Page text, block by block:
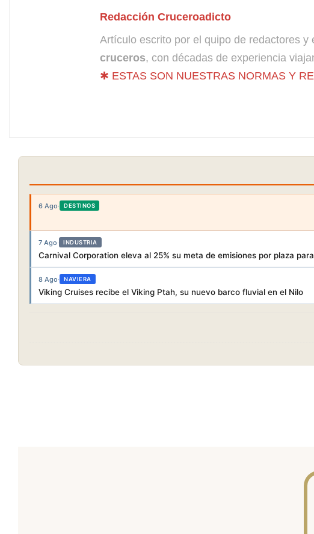
Redacción Cruceroadicto
Artículo escrito por el quipo de redactores y
cruceros, con décadas de experiencia
✱ ESTAS SON NUESTRAS NORMAS Y
6 Ago· DESTINOS
7 Ago· INDUSTRIA
Carnival Corporation eleva al 25% su meta de emisiones por plaza
8 Ago· NAVIERA
Viking Cruises recibe el Viking Ptah, su nuevo barco fluvial en el Nilo